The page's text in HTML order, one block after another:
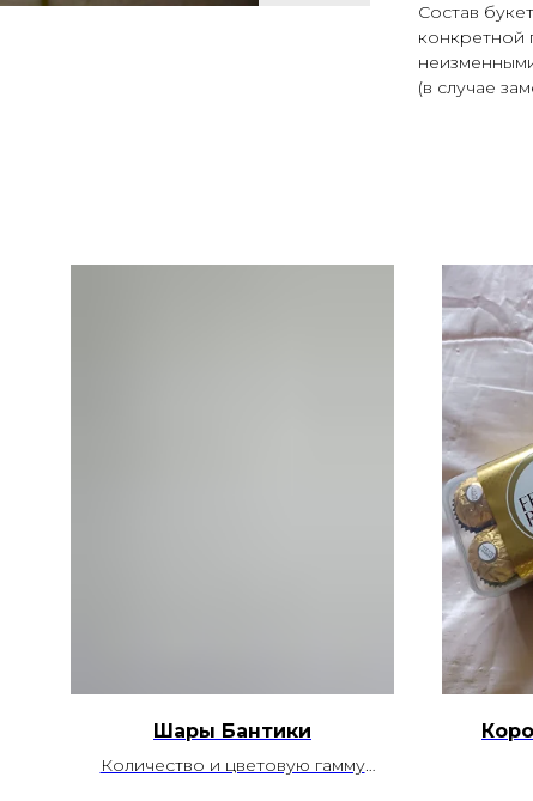
Cостав
конкретной
(в случае
Шары Бантики
Количество и цветовую гамму